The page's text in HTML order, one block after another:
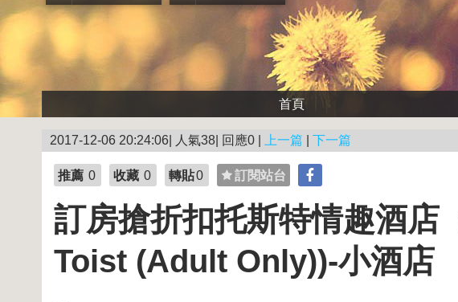
首頁
2017-12-06 20:24:06| 人氣38| 回應0 | 上一篇 下一篇
推薦 0 收藏 0 轉貼0 訂閱站台
訂房搶折扣托斯特情趣酒店
Toist (Adult Only))-小酒店